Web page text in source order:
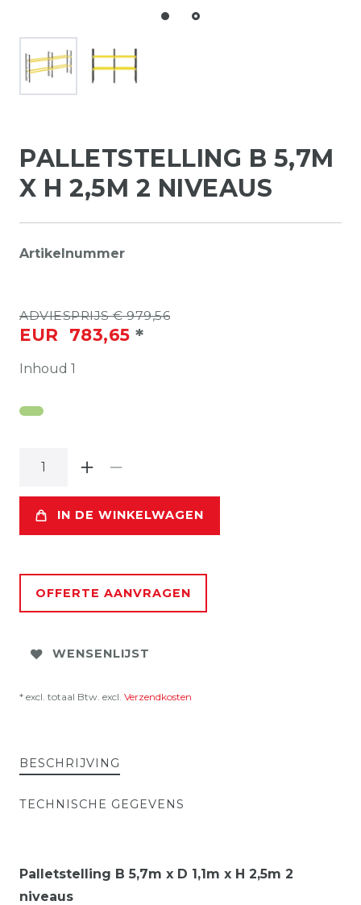
PALLETSTELLING B 5,7M
X H 2,5M 2 NIVEAUS
Artikelnummer
ADVIESPRIJS € 979,56
EUR 783,65 *
Inhoud 1
IN DE WINKELWAGEN
OFFERTE AANVRAGEN
WENSENLIJST
* excl. totaal Btw. excl. Verzendkosten
BESCHRIJVING
TECHNISCHE GEGEVENS
Palletstelling B 5,7m x D 1,1m x H 2,5m 2
niveaus